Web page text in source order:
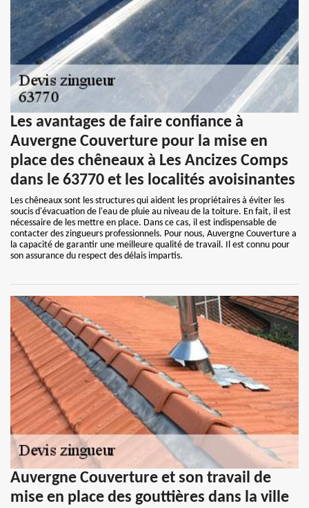
Les avantages de faire confiance à
Auvergne Couverture pour la mise en
place des chêneaux à Les Ancizes Comps
dans le 63770 et les localités avoisinantes
Les chêneaux sont les structures qui aident les propriétaires à éviter les
soucis d'évacuation de l'eau de pluie au niveau de la toiture. En fait, il est
nécessaire de les mettre en place. Dans ce cas, il est indispensable de
contacter des zingueurs professionnels. Pour nous, Auvergne Couverture a
la capacité de garantir une meilleure qualité de travail. Il est connu pour
son assurance du respect des délais impartis.
Auvergne Couverture et son travail de
mise en place des gouttières dans la ville